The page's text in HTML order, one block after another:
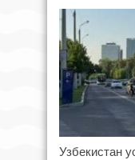
Узбекистан